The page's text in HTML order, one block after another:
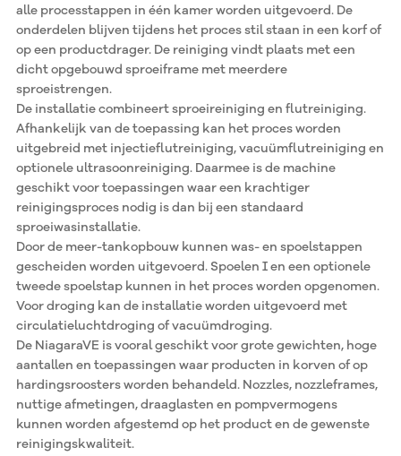
alle processtappen in één kamer worden uitgevoerd. De
onderdelen blijven tijdens het proces stil staan in een korf of
op een productdrager. De reiniging vindt plaats met een
dicht opgebouwd sproeiframe met meerdere
sproeistrengen.
De installatie combineert sproeireiniging en flutreiniging.
Afhankelijk van de toepassing kan het proces worden
uitgebreid met injectieflutreiniging, vacuümflutreiniging en
optionele ultrasoonreiniging. Daarmee is de machine
geschikt voor toepassingen waar een krachtiger
reinigingsproces nodig is dan bij een standaard
sproeiwasinstallatie.
Door de meer-tankopbouw kunnen was- en spoelstappen
gescheiden worden uitgevoerd. Spoelen I en een optionele
tweede spoelstap kunnen in het proces worden opgenomen.
Voor droging kan de installatie worden uitgevoerd met
circulatieluchtdroging of vacuümdroging.
De NiagaraVE is vooral geschikt voor grote gewichten, hoge
aantallen en toepassingen waar producten in korven of op
hardingsroosters worden behandeld. Nozzles, nozzleframes,
nuttige afmetingen, draaglasten en pompvermogens
kunnen worden afgestemd op het product en de gewenste
reinigingskwaliteit.